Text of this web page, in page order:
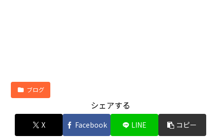
ブログ
シェアする
X Facebook LINE コピー